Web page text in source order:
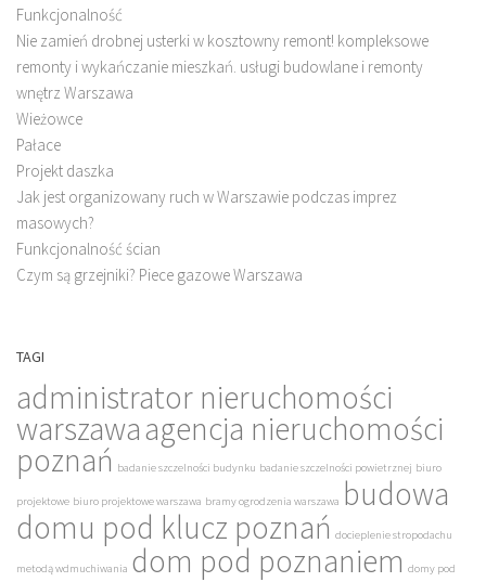
Funkcjonalność
Nie zamień drobnej usterki w kosztowny remont! kompleksowe
remonty i wykańczanie mieszkań. usługi budowlane i remonty
wnętrz Warszawa
Wieżowce
Pałace
Projekt daszka
Jak jest organizowany ruch w Warszawie podczas imprez
masowych?
Funkcjonalność ścian
Czym są grzejniki? Piece gazowe Warszawa
TAGI
administrator nieruchomości
warszawaagencja nieruchomości
poznań badanie szczelności budynku badanie szczelności powietrznej biuro
projektowe biuro projektowe warszawa bramy ogrodzenia warszawa budowa
domu pod klucz poznań docieplenie stropodachu
metodą wdmuchiwania dom pod poznaniem domy pod